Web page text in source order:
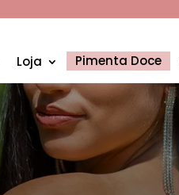
Loja Pimenta Doce